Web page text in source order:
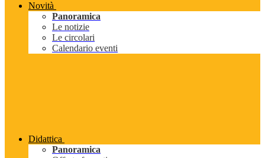
Novità
Panoramica
Le notizie
Le circolari
Calendario eventi
Didattica
Panoramica